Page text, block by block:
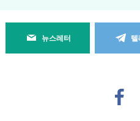
뉴스레터 텔
페
이